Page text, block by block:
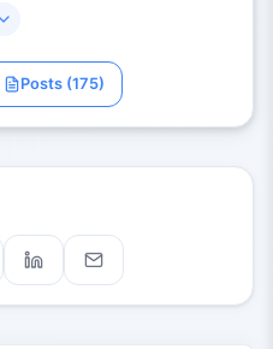
এবং অনুপ্রেরণামূলক নিবন্ধ প্রদান
AI দক্ষতার সঙ্গে ব্যবহার করতে
বৃদ্ধি পায় এবং সৃজনশীলতার সুযোগ
Posts (175)